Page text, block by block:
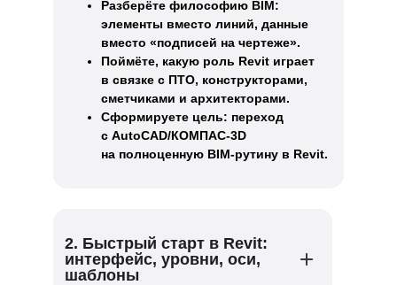
Разберёте философию BIM:
элементы вместо линий, данные
вместо «подписей на чертеже».
Поймёте, какую роль Revit играет
в связке с ПТО, конструкторами,
сметчиками и архитекторами.
Сформируете цель: переход
с AutoCAD/КОМПАС-3D
на полноценную BIM-рутину в Revit.
2. Быстрый старт в Revit:
интерфейс, уровни, оси,
шаблоны